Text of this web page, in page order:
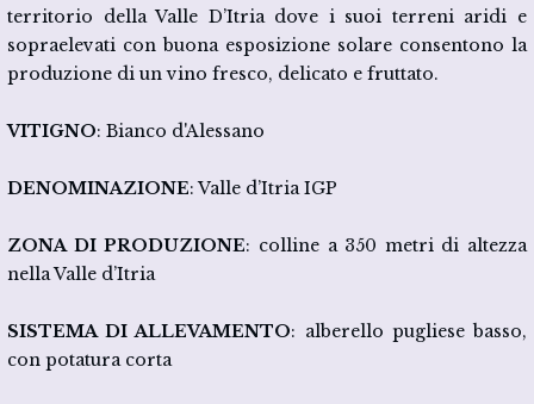
territorio della Valle D’Itria dove i suoi terreni aridi e
sopraelevati con buona esposizione solare consentono la
produzione di un vino fresco, delicato e fruttato.
VITIGNO: Bianco d'Alessano
DENOMINAZIONE: Valle d’Itria IGP
ZONA DI PRODUZIONE: colline a 350 metri di altezza
nella Valle d’Itria
SISTEMA DI ALLEVAMENTO: alberello pugliese basso,
con potatura corta